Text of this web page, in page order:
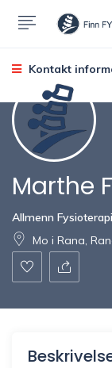
Kontakt
Marthe
Allmenn Fysioterapi
Mo i Rana,